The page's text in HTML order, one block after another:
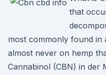
that
most commonly found in
almost never on hemp
Cannabinol (CBN) in der